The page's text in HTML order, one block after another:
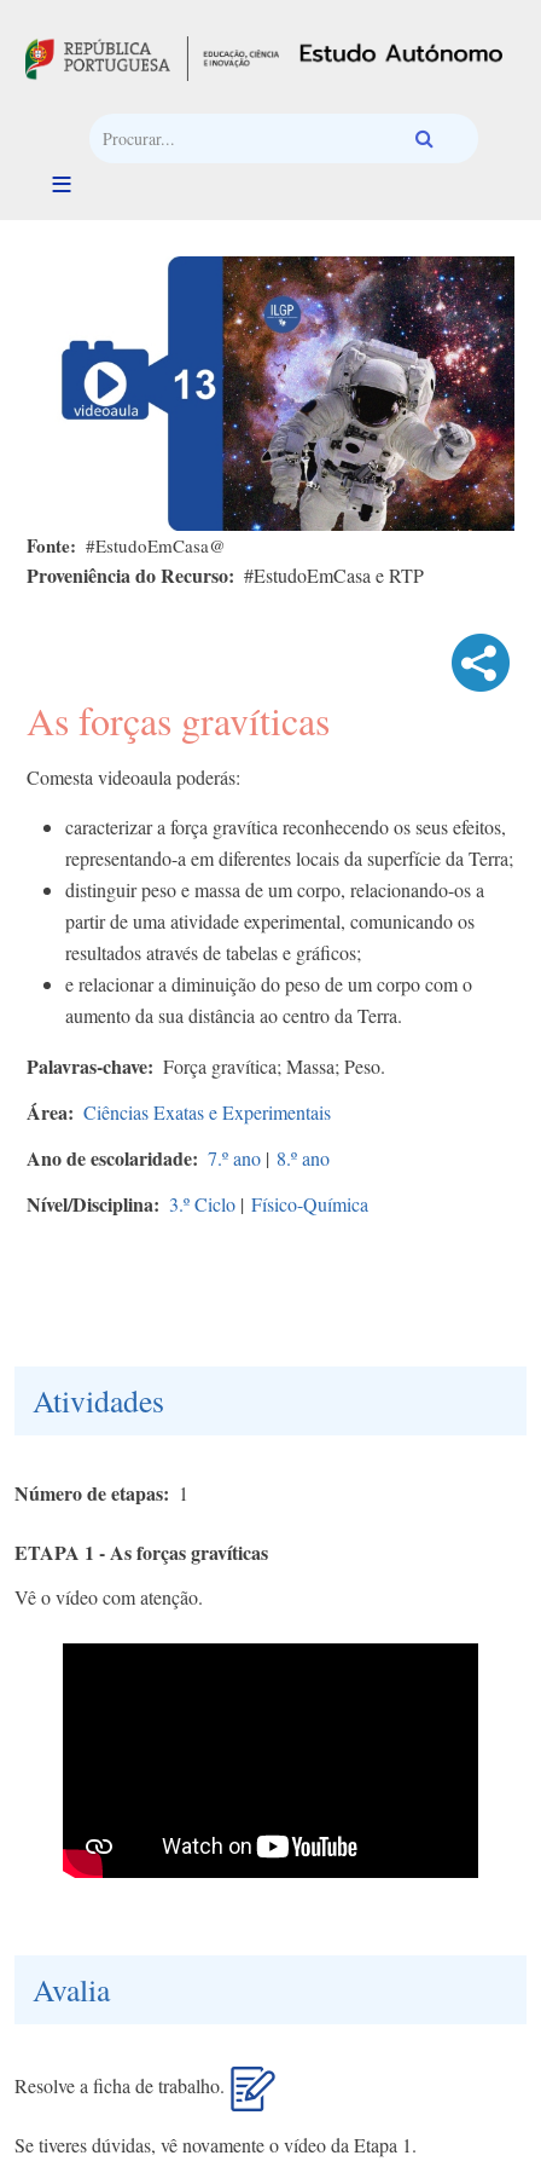
Fonte #EstudoEmCasa@
Proveniência do Recurso #EstudoEmCasa e RTP
As forças gravíticas
Comesta videoaula poderás:
caracterizar a força gravítica reconhecendo os seus efeitos,
representando-a em diferentes locais da superfície da Terra;
distinguir peso e massa de um corpo, relacionando-os a
partir de uma atividade experimental, comunicando os
resultados através de tabelas e gráficos;
e relacionar a diminuição do peso de um corpo com o
aumento da sua distância ao centro da Terra.
Palavras-chave Força gravítica; Massa; Peso.
Área Ciências Exatas e Experimentais
Ano de escolaridade 7.º ano | 8.º ano
Nível/Disciplina 3.º Ciclo | Físico-Química
Atividades
Número de etapas 1
ETAPA 1 - As forças gravíticas
Vê o vídeo com atenção.
Avalia
Resolve a ficha de trabalho.
Se tiveres dúvidas, vê novamente o vídeo da Etapa 1.